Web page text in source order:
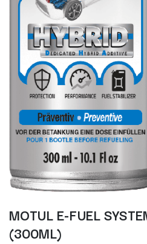
MOTUL E-FUEL
(300ML)